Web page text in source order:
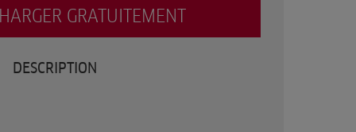
GRATUITEMENT
DESCRIPTION